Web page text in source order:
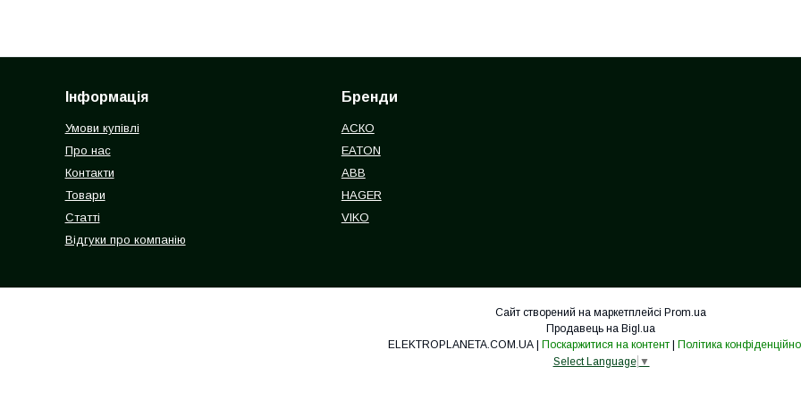
Інформація
Умови купівлі
Про нас
Контакти
Товари
Статті
Відгуки про компанію
Бренди
АСКО
EATON
ABB
HAGER
VIKO
Сайт створений на маркетплейсі Prom.ua
Продавець на Bigl.ua
ELEKTROPLANETA.COM.UA | Поскаржитися на контент | Політика
Select Language ▼